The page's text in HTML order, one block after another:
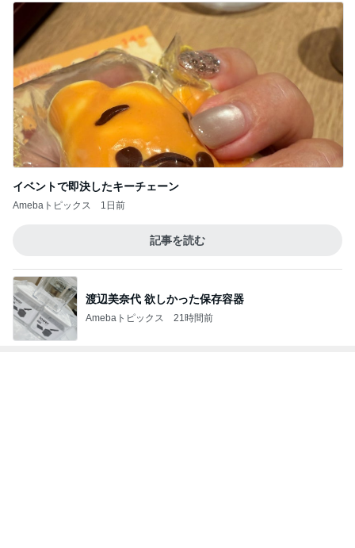
イベントで即決したキーチェーン
Amebaトピックス 1日前
記事を読む
渡辺美奈代 欲しかった保存容器
Amebaトピックス 21時間前